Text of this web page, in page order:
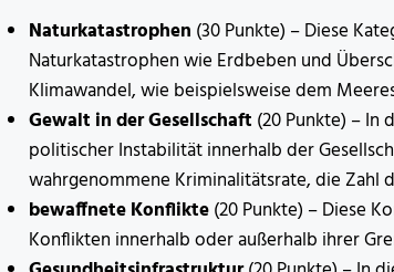
Naturkatastrophen (30 Punkte) – Diese
Naturkatastrophen wie Erdbeben und
Klimawandel, wie beispielsweise dem
Gewalt in der Gesellschaft (20 Punkte) – In
politischer Instabilität innerhalb der
wahrgenommene Kriminalitätsrate, die Zahl
bewaffnete Konflikte(20 Punkte) – Diese
Konflikten innerhalb oder außerhalb ihrer